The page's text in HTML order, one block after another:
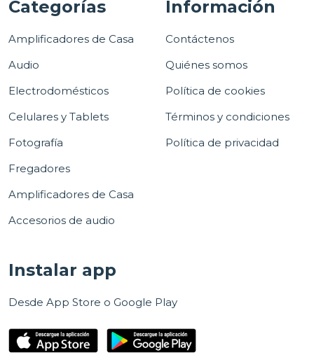
Categorías
Amplificadores de Casa
Audio
Electrodomésticos
Celulares y Tablets
Fotografía
Fregadores
Amplificadores de Casa
Accesorios de audio
Información
Contáctenos
Quiénes somos
Política de cookies
Términos y condiciones
Política de privacidad
Instalar app
Desde App Store o Google Play